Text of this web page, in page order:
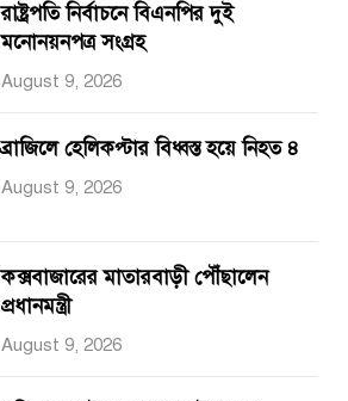
রাষ্ট্রপতি নির্বাচনে বিএনপির দুই
মনোনয়নপত্র সংগ্রহ
August 9, 2026
ব্রাজিলে হেলিকপ্টার বিধ্বস্ত হয়ে নিহত ৪
August 9, 2026
কক্সবাজারের মাতারবাড়ী পৌঁছালেন
প্রধানমন্ত্রী
August 9, 2026